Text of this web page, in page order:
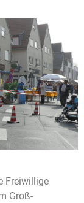
Freiwillige
Groß-